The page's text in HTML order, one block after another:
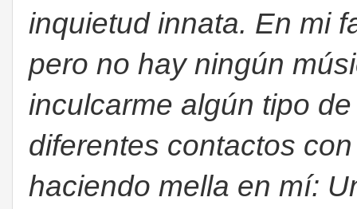
inquietud innata. En mi
pero no hay ningún
inculcarme algún tipo
diferentes contactos
haciendo mella en mí: